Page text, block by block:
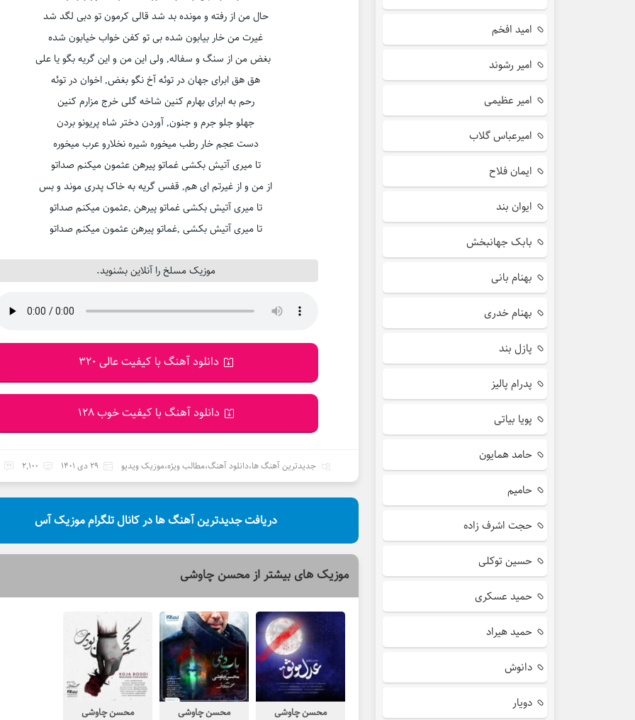
حال من از رفته و مونده بد شد قالی کرمون تو دبی لگد شد
غیرت من خار بیابون شده بی تو کفن خواب خیابون شده
بغض من از سنگ و سفاله, ولی این من و این گریه بگو یا علی
هق هق ابرای جهان در توئه آخ نگو بغض, اخوان در توئه
رحم به ابرای بهارم کنین شاخه گلی خرج مزارم کنین
جهلو جلو جرم و جنون, آوردن دختر شاه پریونو بردن
دست عجم خار رطب میخوره شیره نخلارو عرب میخوره
تا میری آتیش بکشی غماتو پیرهن عثمون میکنم صداتو
از من و از غیرتم ای هم, قفس گریه به خاک پدری موند و بس
تا میری آتیش بکشی غماتو پیرهن ,عثمون میکنم صداتو
تا میری آتیش بکشی ,غماتو پیرهن عثمون میکنم صداتو
موزیک مسلخ را آنلاین بشنوید.
دانلود آهنگ با کیفیت عالی 320
دانلود آهنگ با کیفیت خوب 128
جدیدترین آهنگ ها،دانلود آهنگ،مطالب ویژه،موزیک ویدیو 29 دی 1401 2,100
دریافت جدیدترین آهنگ ها در کانال تلگرام موزیک آس
موزیک های بیشتر ازمحسن چاوشی
محسن چاوشی
محسن چاوشی
محسن چاوشی
امید افخم
امیر رشوند
امیر عظیمی
امیرعباس گلاب
ایمان فلاح
ایوان بند
بابک جهانبخش
بهنام بانی
بهنام خدری
پازل بند
پدرام پالیز
پویا بیاتی
حامد همایون
حامیم
حجت اشرف زاده
حسین توکلی
حمید عسکری
حمید هیراد
دانوش
دویار